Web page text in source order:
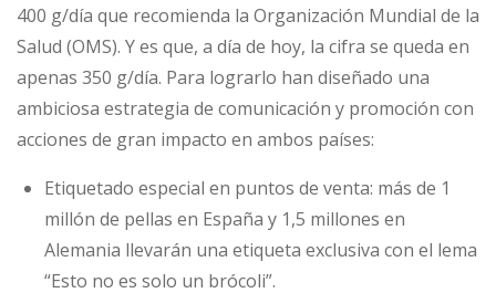
400 g/día que recomienda la Organización Mundial de la
Salud (OMS). Y es que, a día de hoy, la cifra se queda en
apenas 350 g/día. Para lograrlo han diseñado una
ambiciosa estrategia de comunicación y promoción con
acciones de gran impacto en ambos países:
Etiquetado especial en puntos de venta: más de 1
millón de pellas en España y 1,5 millones en
Alemania llevarán una etiqueta exclusiva con el lema
“Esto no es solo un brócoli”.